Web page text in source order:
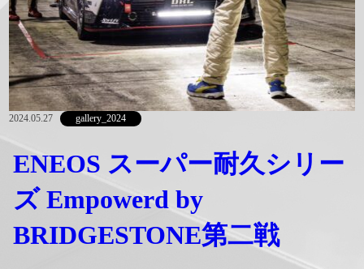
2024.05.27 gallery_2024
ENEOS スーパー耐久シリー
ズ Empowerd by
BRIDGESTONE第二戦